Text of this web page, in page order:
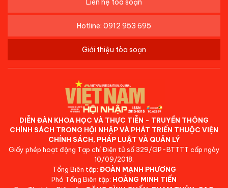
Liên hệ tòa soạn
Hotline: 0912 953 695
Giới thiệu tòa soạn
DIỄN ĐÀN KHOA HỌC VÀ THỰC TIỄN - TRUYỀN THÔNG
CHÍNH SÁCH TRONG HỘI NHẬP VÀ PHÁT TRIỂN THUỘC VIỆN
CHÍNH SÁCH, PHÁP LUẬT VÀ QUẢN LÝ
Giấy phép hoạt động Tạp chí Điện tử số 329/GP-BTTTT cấp ngày
10/09/2018.
Tổng Biên tập: ĐOÀN MẠNH PHƯƠNG
Phó Tổng Biên tập: HOÀNG MINH TIẾN